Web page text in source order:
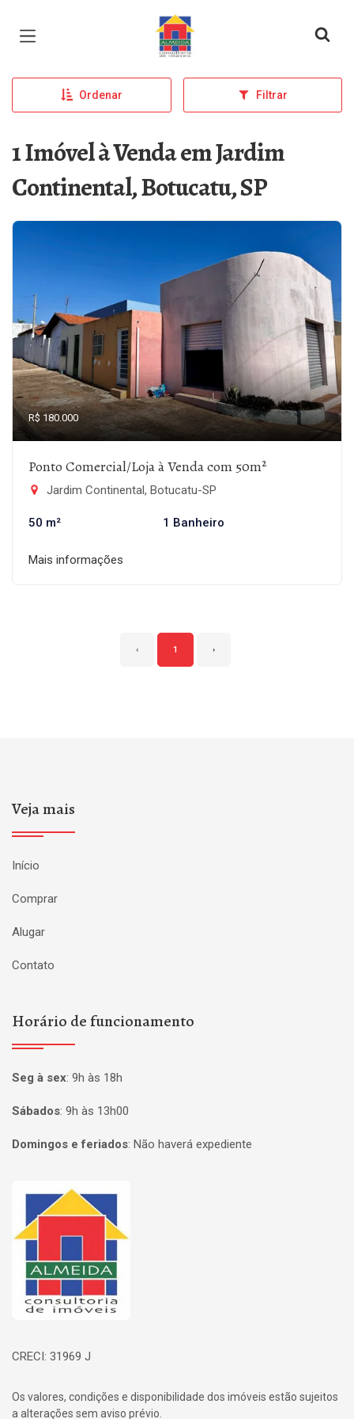
Página inicial
Ordenar Filtrar
1 Imóvel à Venda em Jardim
Continental, Botucatu, SP
R$ 180.000
Ponto Comercial/Loja à Venda com 50m²
Jardim Continental, Botucatu-SP
50 m² 1 Banheiro
Mais informações
‹ 1 ›
Veja mais
Início
Comprar
Alugar
Contato
Horário de funcionamento
Seg à sex: 9h às 18h
Sábados: 9h às 13h00
Domingos e feriados: Não haverá expediente
Página inicial
CRECI: 31969 J
Os valores, condições e disponibilidade dos imóveis estão sujeitos
a alterações sem aviso prévio.